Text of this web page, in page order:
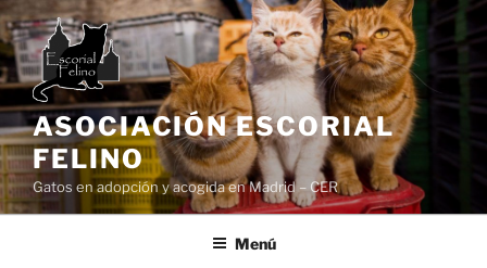
Saltar
al
contenido
ASOCIACIÓN ESCORIAL
FELINO
Gatos en adopción y acogida en Madrid – CER
Menú